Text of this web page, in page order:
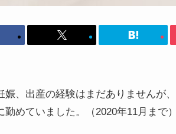
娠、出産の経験はまだありませんが
勤めていました。（2020年11月まで）